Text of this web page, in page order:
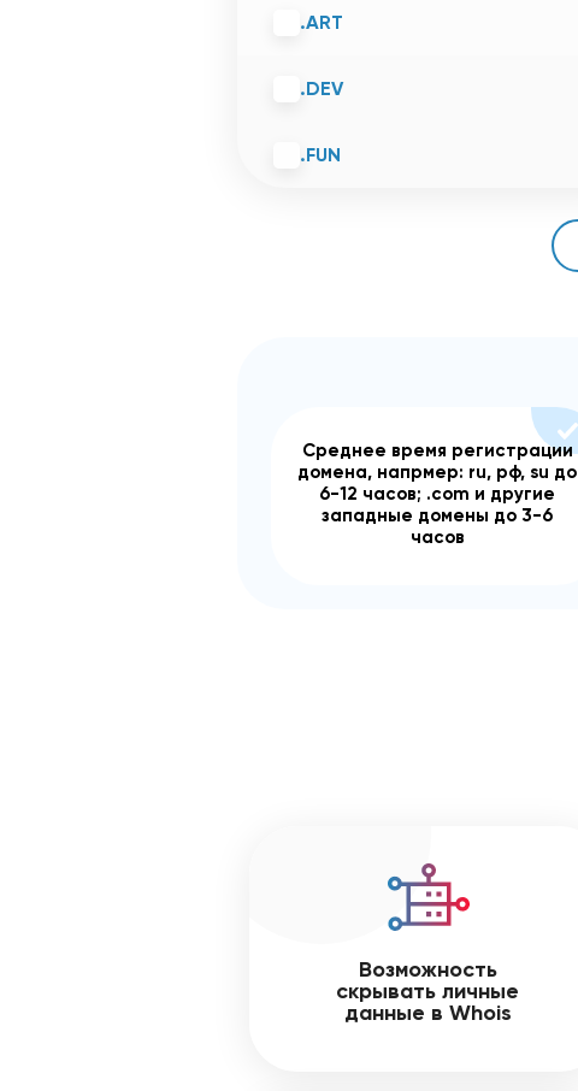
.ART
.DEV
.FUN
Среднее время регистрации
домена, напрмер: ru, рф, su до
6-12 часов; .com и другие
западные домены до 3-6
часов
Возможность
скрывать личные
данные в Whois